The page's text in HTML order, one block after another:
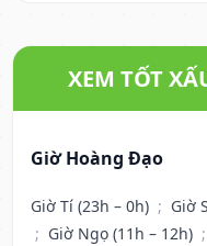
XEM TỐT
Giờ Hoàng Đạo
Giờ Tí (23h – 0h) ; Giờ
; Giờ Ngọ (11h – 12h) ;